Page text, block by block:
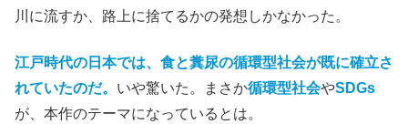
川に流すか、路上に捨てるかの発想しかなかった。
江戸時代の日本では、食と糞尿の循環型社会が既に確立さ
れていたのだ。 いや驚いた。まさか循環型社会やSDGs
が、本作のテーマになっているとは。